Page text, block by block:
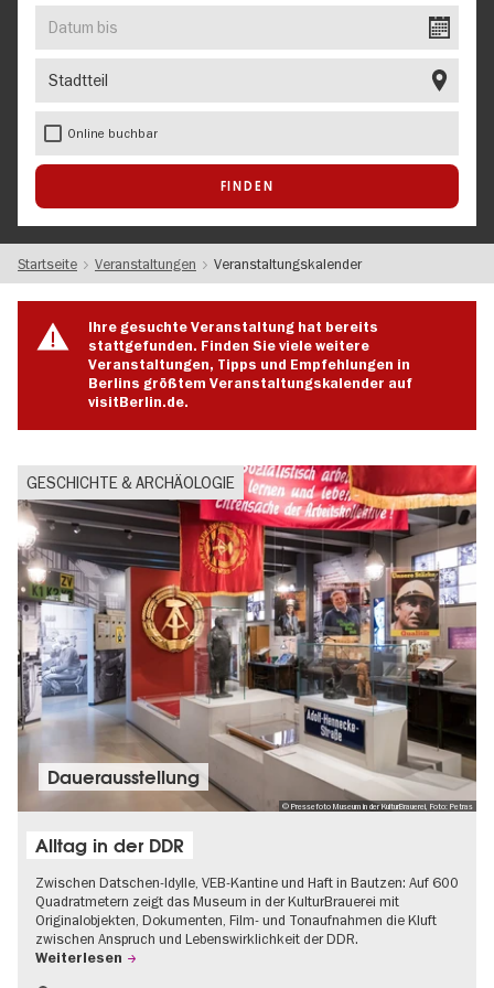
bis
Online buchbar
Startseite Veranstaltungen Veranstaltungskalender
Ihre gesuchte Veranstaltung hat bereits
stattgefunden. Finden Sie viele weitere
Veranstaltungen, Tipps und Empfehlungen in
Berlins größtem Veranstaltungskalender auf
visitBerlin.de.
GESCHICHTE & ARCHÄOLOGIE
© Pressefoto Museum in der KulturBrauerei, Foto: Petras
Dauer­aus­stel­lung
Alltag in der DDR
Zwischen Datschen-Idylle, VEB-Kantine und Haft in Bautzen: Auf 600
Quadratmetern zeigt das Museum in der KulturBrauerei mit
Originalobjekten, Dokumenten, Film- und Tonaufnahmen die Kluft
zwischen Anspruch und Lebenswirklichkeit der DDR.
Weiterlesen